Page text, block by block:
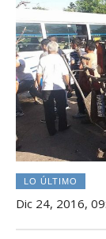
LO ÚLTIMO
Dic 24, 2016,